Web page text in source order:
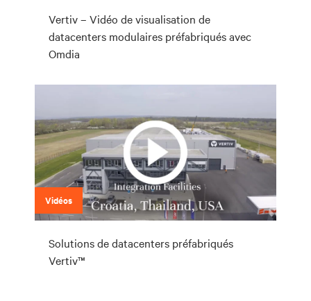
Vertiv – Vidéo de visualisation de
datacenters modulaires préfabriqués avec
Omdia
Vidéos
Solutions de datacenters préfabriqués
Vertiv™